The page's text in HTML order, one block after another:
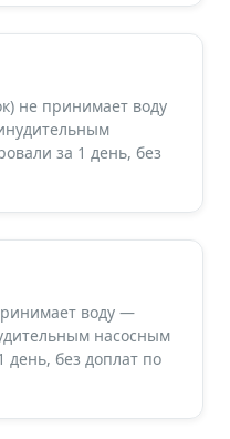
не принимает воду
за 1 день, без
воду —
насосным
день, без доплат по